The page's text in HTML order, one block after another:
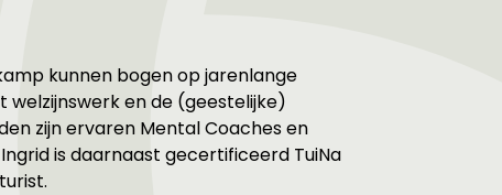
kunnen bogen op jarenlange
welzijnswerk en de (geestelijke)
zijn ervaren Mental Coaches en
is daarnaast gecertificeerd TuiNa